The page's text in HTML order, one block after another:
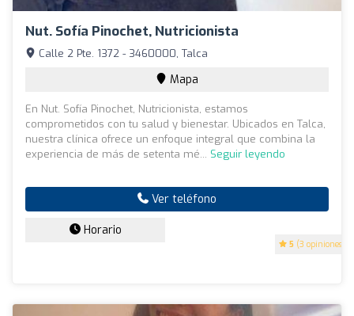
Nut. Sofía Pinochet, Nutricionista
5 (3 opiniones)
Calle 2 Pte. 1372 - 3460000, Talca
Mapa
En Nut. Sofía Pinochet, Nutricionista, estamos
comprometidos con tu salud y bienestar. Ubicados en Talca,
nuestra clínica ofrece un enfoque integral que combina la
experiencia de más de setenta mé... Seguir leyendo
Ver teléfono
Horario